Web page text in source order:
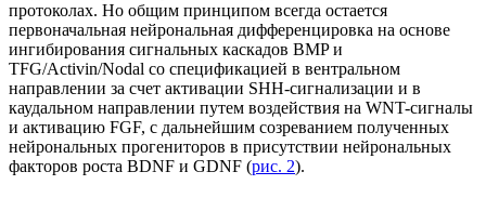
протоколах. Но общим принципом всегда остается
первоначальная нейрональная дифференцировка на основе
ингибирования сигнальных каскадов BMP и
TFG/Activin/Nodal со спецификацией в вентральном
направлении за счет активации SHH-сигнализации и в
каудальном направлении путем воздействия на WNT-сигналы
и активацию FGF, с дальнейшим созреванием полученных
нейрональных прогениторов в присутствии нейрональных
факторов роста BDNF и GDNF (рис. 2).